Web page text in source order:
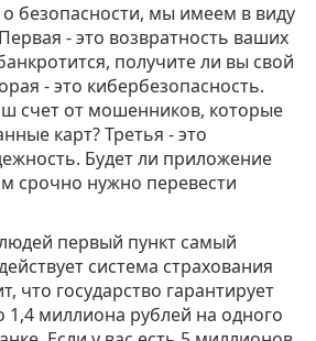
безопасности, мы имеем в виду
- это возвратность ваших
получите ли вы свой
- это кибербезопасность.
счет от мошенников, которые
карт? Третья - это
Будет ли приложение
срочно нужно перевести
первый пункт самый
система страхования
что государство гарантирует
1,4 миллиона рублей на одного